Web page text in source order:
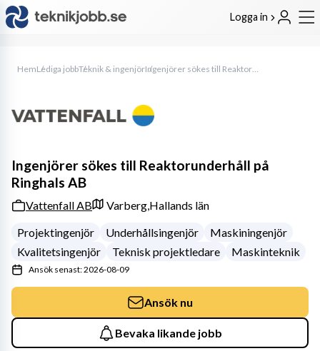
Logga in
HemLediga jobbTeknik & ingenjör Ingenjörer sökes till Reaktorunderhåll på Ringhals AB
Ingenjörer sökes till Reaktorunderhåll på
Ringhals AB
Vattenfall AB Varberg,Hallands län
Projektingenjör
Underhållsingenjör
Maskiningenjör
Kvalitetsingenjör
Teknisk projektledare Maskinteknik
Ansök senast: 2026-08-09
Ansök nu
Bevaka likande jobb